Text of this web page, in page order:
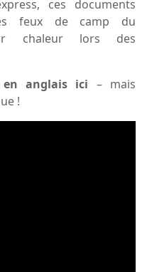
ces documents
feux de camp du
chaleur lors des
en anglais ici – mais
!